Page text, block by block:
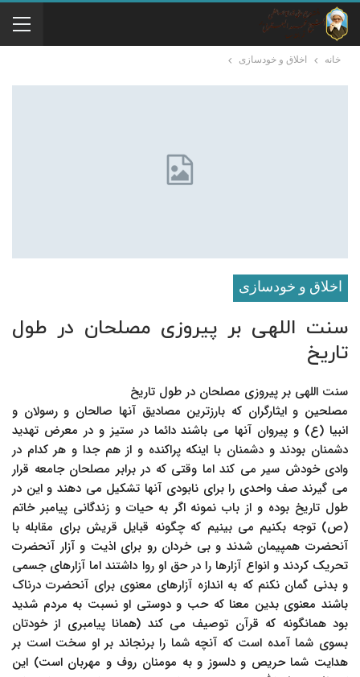
خانه اخلاق و خودسازی
اخلاق و خودسازی
سنت اللهی بر پیروزی مصلحان در طول
تاریخ
سنت اللهی بر پیروزی مصلحان در طول تاریخ
مصلحین و ایثارگران که بارزترین مصادیق آنها صالحان و رسولان و
انبیا (ع) و پیروان آنها می باشند دائما در ستیز و در معرض تهدید
دشمنان بودند و دشمنان با اینکه پراکنده و از هم جدا و هر کدام در
وادی خودش سیر می کند اما وقتی که در برابر مصلحان جامعه قرار
می گیرند صف واحدی را برای نابودی آنها تشکیل می دهند و این در
طول تاریخ بوده و از باب نمونه اگر به حیات و زندگانی پیامبر خاتم
(ص) توجه بکنیم می بینیم که چگونه قبایل قریش برای مقابله با
آنحضرت همپیمان شدند و بی خردان رو برای اذیت و آزار آنحضرت
تحریک کردند و انواع آزارها را در حق او روا داشتند اما آزارهای جسمی
و بدنی گمان نکنم که به اندازه آزارهای معنوی برای آنحضرت درناک
باشند معنوی بدین معنا که حب و دوستی او نسبت به مردم شدید
بود همانگونه که قرآن توصیف می کند (همانا پیامبری از خودتان
بسوی شما آمده است که آنچه شما را برنجاند بر او سخت است بر
هدایت شما حریص و دلسوز و به مومنان روف و مهربان است) این